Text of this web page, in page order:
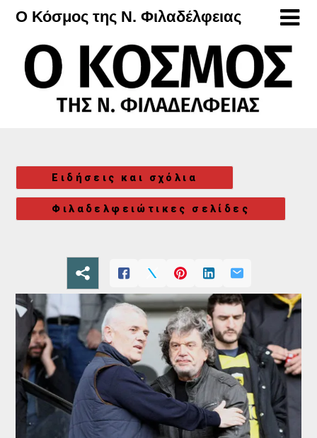
Μετάβαση
περιεχόμενο
Ο Κόσμος της Ν. Φιλαδέλφειας
Ειδήσεις και σχόλια
Φιλαδελφειώτικες σελίδες